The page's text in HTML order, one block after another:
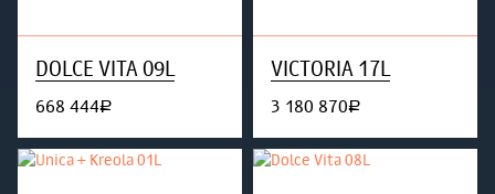
DOLCE VITA 09L
668 444руб.
VICTORIA 17L
3 180 870руб.